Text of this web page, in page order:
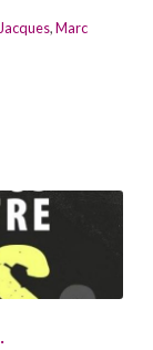
Jacques,Marc